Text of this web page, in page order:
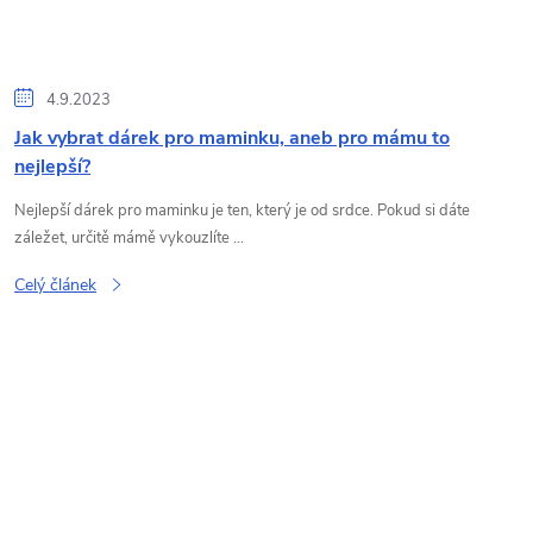
4.9.2023
Jak vybrat dárek pro maminku, aneb pro mámu to
nejlepší?
Nejlepší dárek pro maminku je ten, který je od srdce. Pokud si dáte
záležet, určitě mámě vykouzlíte ...
Celý článek